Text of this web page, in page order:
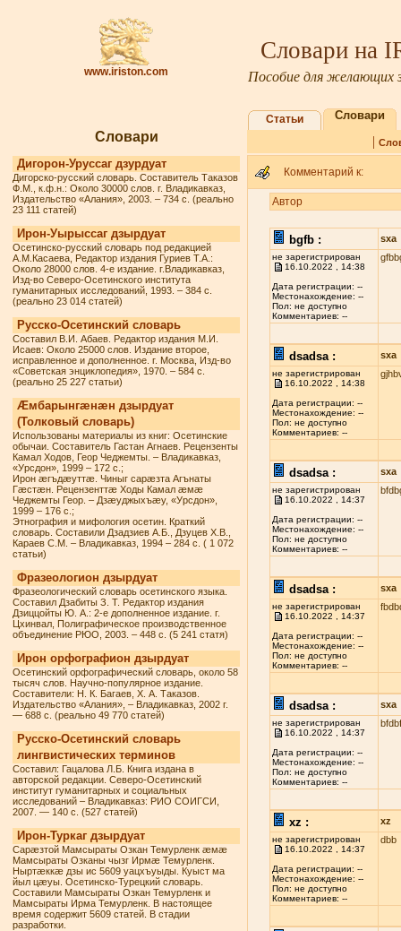
www.iriston.com
Словари на
Пособие для желающих
Словари
Дигорон-Уруссаг дзурдуат
Дигорско-русский словарь. Составитель Таказов
Ф.М., к.ф.н.: Около 30000 слов. г. Владикавказ,
Издательство «Алания», 2003. – 734 с. (реально
23 111 статей)
Ирон-Уырыссаг дзырдуат
Осетинско-русский словарь под редакцией
А.М.Касаева, Редактор издания Гуриев Т.А.:
Около 28000 слов. 4-е издание. г.Владикавказ,
Изд-во Северо-Осетинского института
гуманитарных исследований, 1993. – 384 с.
(реально 23 014 статей)
Русско-Осетинский словарь
Составил В.И. Абаев. Редактор издания М.И.
Исаев: Около 25000 слов. Издание второе,
исправленное и дополненное. г. Москва, Изд-во
«Советская энциклопедия», 1970. – 584 с.
(реально 25 227 статьи)
Æмбарынгæнæн дзырдуат
(Толковый словарь)
Использованы материалы из книг: Осетинские
обычаи. Составитель Гастан Агнаев. Рецензенты
Камал Ходов, Геор Чеджемты. – Владикавказ,
«Урсдон», 1999 – 172 с.;
Ирон æгъдæуттæ. Чиныг сарæзта Агънаты
Гæстæн. Рецензенттæ Ходы Камал æмæ
Чеджемты Геор. – Дзæуджыхъæу, «Урсдон»,
1999 – 176 с.;
Этнография и мифология осетин. Краткий
словарь. Составили Дзадзиев А.Б., Дзуцев Х.В.,
Караев С.М. – Владикавказ, 1994 – 284 с. ( 1 072
статьи)
Фразеологион дзырдуат
Фразеологический словарь осетинского языка.
Составил Дзабиты З. Т. Редактор издания
Дзиццойты Ю. А.: 2-е дополненное издание. г.
Цхинвал, Полиграфическое производственное
объединение РЮО, 2003. – 448 с. (5 241 статя)
Ирон орфографион дзырдуат
Осетинский орфографический словарь, около 58
тысяч слов. Научно-популярное издание.
Составители: Н. К. Багаев, Х. А. Таказов.
Издательство «Алания», – Владикавказ, 2002 г.
— 688 с. (реально 49 770 статей)
Русско-Осетинский словарь
лингвистических терминов
Составил: Гацалова Л.Б. Книга издана в
авторской редакции. Северо-Осетинский
институт гуманитарных и социальных
исследований – Владикавказ: РИО СОИГСИ,
2007. — 140 с. (527 статей)
Ирон-Туркаг дзырдуат
Сарæзтой Мамсыраты Озкан Темурленк æмæ
Мамсыраты Озканы чызг Ирмæ Темурленк.
Ныртæккæ дзы ис 5609 уацхъуыды. Куыст ма
йыл цæуы. Осетинско-Турецкий словарь.
Составили Мамсыраты Озкан Темурленк и
Мамсыраты Ирма Темурленк. В настоящее
время содержит 5609 статей. В стадии
разработки.
Статьи Словари
|
Комментарий к:
Автор
bgfb :
sxa
не зарегистрирован
16.10.2022 , 14:38
Дата регистрации: --
Местонахождение: --
Пол: не доступно
Комментариев: --
dsadsa : sxa
не зарегистрирован
16.10.2022 , 14:38
Дата регистрации: --
Местонахождение: --
Пол: не доступно
Комментариев: --
dsadsa : sxa
не зарегистрирован
16.10.2022 , 14:37
Дата регистрации: --
Местонахождение: --
Пол: не доступно
Комментариев: --
dsadsa : sxa
не зарегистрирован
16.10.2022 , 14:37
Дата регистрации: --
Местонахождение: --
Пол: не доступно
Комментариев: --
dsadsa : sxa
не зарегистрирован
16.10.2022 , 14:37
Дата регистрации: --
Местонахождение: --
Пол: не доступно
Комментариев: --
bfdbf
xz : xz
не зарегистрирован
16.10.2022 , 14:37
Дата регистрации: --
Местонахождение: --
Пол: не доступно
Комментариев: --
dbb